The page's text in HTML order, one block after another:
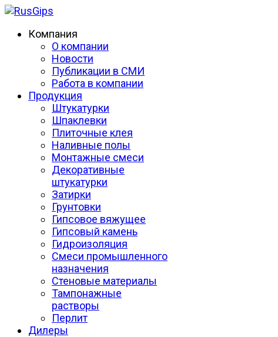
Компания
О компании
Новости
Публикации в СМИ
Работа в компании
Продукция
Штукатурки
Шпаклевки
Плиточные клея
Наливные полы
Монтажные смеси
Декоративные
штукатурки
Затирки
Грунтовки
Гипсовое вяжущее
Гипсовый камень
Гидроизоляция
Смеси промышленного
назначения
Стеновые материалы
Тампонажные
растворы
Перлит
Дилеры